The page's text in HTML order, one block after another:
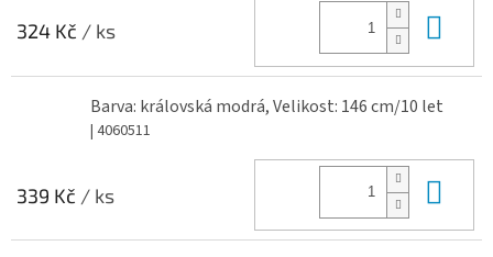
324 Kč / ks
Barva: královská modrá, Velikost: 146 cm/10 let
| 4060511
339 Kč / ks